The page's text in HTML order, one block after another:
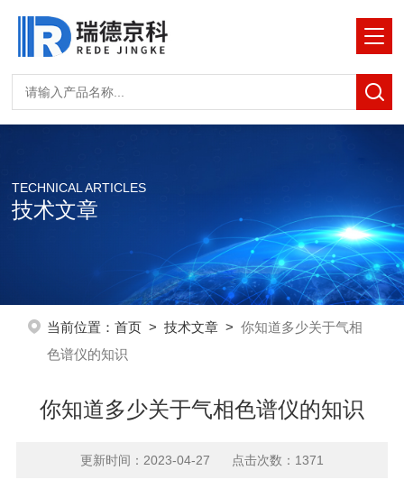
TECHNICAL ARTICLES
技术文章
当前位置： 首页> 技术文章> 你知道多少关于气相
色谱仪的知识
你知道多少关于气相色谱仪的知识
更新时间：2023-04-27 点击次数：1371